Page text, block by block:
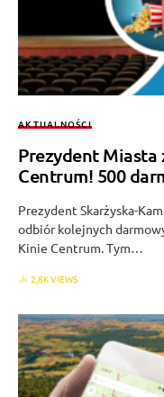
AKTUALNOŚCI
Prezydent Miasta
Centrum! 500
Prezydent Skarżyska-
odbiór kolejnych
Kinie Centrum. Tym…
2,8K VIEWS